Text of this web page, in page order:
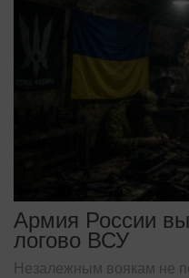
Армия России
логово ВСУ
Незалежным воякам не